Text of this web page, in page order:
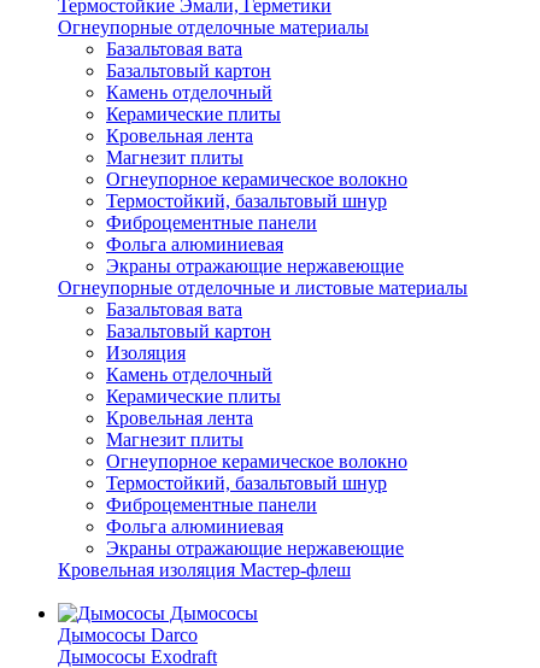
Термостойкие Эмали, Герметики
Огнеупорные отделочные материалы
Базальтовая вата
Базальтовый картон
Камень отделочный
Керамические плиты
Кровельная лента
Магнезит плиты
Огнеупорное керамическое волокно
Термостойкий, базальтовый шнур
Фиброцементные панели
Фольга алюминиевая
Экраны отражающие нержавеющие
Огнеупорные отделочные и листовые материалы
Базальтовая вата
Базальтовый картон
Изоляция
Камень отделочный
Керамические плиты
Кровельная лента
Магнезит плиты
Огнеупорное керамическое волокно
Термостойкий, базальтовый шнур
Фиброцементные панели
Фольга алюминиевая
Экраны отражающие нержавеющие
Кровельная изоляция Мастер-флеш
Дымососы
Дымососы Darco
Дымососы Exodraft